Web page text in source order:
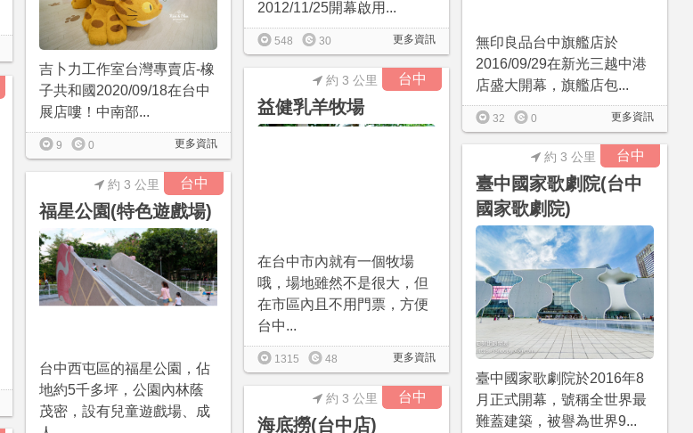
2012/11/25開幕啟用...
更多資訊
548 30
無印良品台中旗艦店於
2016/09/29在新光三越中港
店盛大開幕，旗艦店包...
更多資訊
32 0
吉卜力工作室台灣專賣店-橡
子共和國2020/09/18在台中
展店嘍！中南部...
更多資訊
9 0
台中
益健乳羊牧場
約 3 公里
在台中市內就有一個牧場
哦，場地雖然不是很大，但
在市區內且不用門票，方便
台中...
更多資訊
1315 48
台中
臺中國家歌劇院(台中
國家歌劇院)
約 3 公里
臺中國家歌劇院於2016年8
月正式開幕，號稱全世界最
難蓋建築，被譽為世界9...
台中
福星公園(特色遊戲場)
約 3 公里
台中西屯區的福星公園，佔
地約5千多坪，公園內林蔭
茂密，設有兒童遊戲場、成
台中
海底撈(台中店)
約 3 公里